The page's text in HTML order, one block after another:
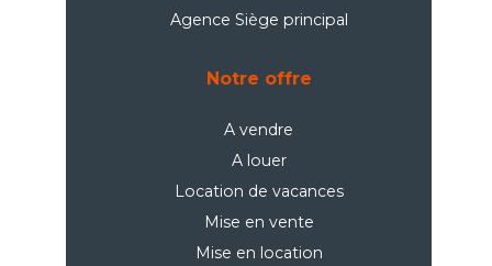
Agence Siège principal
Notre offre
A vendre
A louer
Location de vacances
Mise en vente
Mise en location